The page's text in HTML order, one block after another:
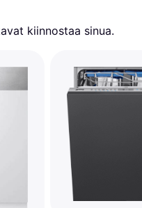
kiinnostaa sinua.